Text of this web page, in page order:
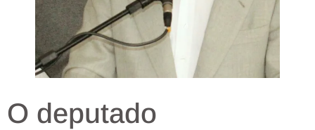
O deputado